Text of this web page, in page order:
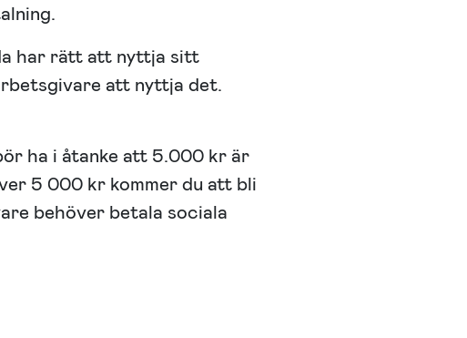
har rätt att nyttja sitt
att nyttja det.
ha i åtanke att 5.000 kr är
5 000 kr kommer du att bli
behöver betala sociala